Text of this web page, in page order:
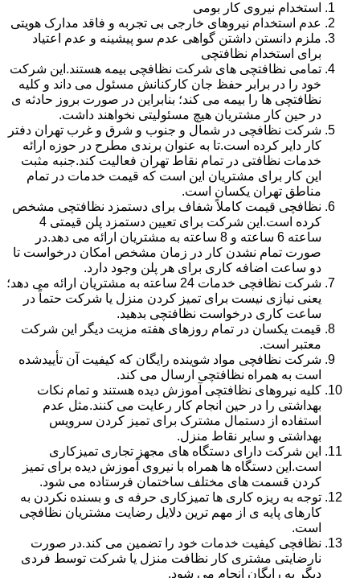
استخدام نیروی کار بومی
عدم استخدام نیروهای خارجی بی تجربه و فاقد مدارک هویتی
ملزم دانستن داشتن گواهی عدم سو پیشینه و عدم اعتیاد
برای استخدام نظافتچی
تمامی نظافتچی های شرکت نظافچی بیمه هستند.این شرکت
خود را در برابر حفظ جان کارکنانش مسئول می داند و کلیه
نظافتچی ها را بیمه می کند؛ بنابراین در صورت بروز حادثه ی
در حین کار مشتریان هیچ مسئولیتی نخواهند داشت.
شرکت نظافچی در شمال و جنوب و شرق و غرب تهران دفتر
کار دایر کرده است.تا به عنوان برندی مطرح در حوزه ارائه
خدمات نظافتی در تمام نقاط تهران فعالیت کند.جنبه مثبت
این کار برای مشتریان این است که قیمت خدمات در تمام
مناطق تهران یکسان است.
نظافچی قیمت کاملاً شفاف برای دستمزد نظافتچی مشخص
کرده است.این شرکت برای تعیین دستمزد پلن قیمتی 4
ساعته 6 ساعته و 8 ساعته به مشتریان ارائه می دهد.در
صورت تمام نشدن کار در زمان مشخص امکان درخواست تا
دو ساعت اضافه کاری برای هر پلن وجود دارد.
شرکت نظافچی خدمات 24 ساعته به مشتریان ارائه می دهد؛
یعنی نیازی نیست برای تمیز کردن منزل یا شرکت حتماً در
ساعت کاری درخواست نظافتچی بدهید.
قیمت یکسان در تمام روزهای هفته مزیت دیگر این شرکت
معتبر است.
شرکت نظافچی مواد شوینده رایگان که کیفیت آن تأییدشده
است به همراه نظافتچی ارسال می کند.
کلیه نیروهای نظافتچی آموزش دیده هستند و تمام نکات
بهداشتی را در حین انجام کار رعایت می کنند.مثل عدم
استفاده از دستمال مشترک برای تمیز کردن سرویس
بهداشتی و سایر نقاط منزل.
این شرکت دارای دستگاه های مجهز تجاری تمیزکاری
است.این دستگاه ها همراه با نیروی آموزش دیده برای تمیز
کردن قسمت های مختلف ساختمان فرستاده می شود.
توجه به ریزه کاری ها تمیزکاری حرفه ی و بسنده نکردن به
کارهای پایه ی از مهم ترین دلایل رضایت مشتریان نظافچی
است.
نظافچی کیفیت خدمات خود را تضمین می کند.در صورت
نارضایتی مشتری کار نظافت منزل یا شرکت توسط فردی
دیگر به رایگان انجام می شود.